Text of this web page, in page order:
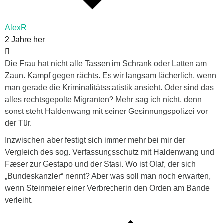
AlexR
2 Jahre her
Die Frau hat nicht alle Tassen im Schrank oder Latten am
Zaun. Kampf gegen rächts. Es wir langsam lächerlich, wenn
man gerade die Kriminalitätsstatistik ansieht. Oder sind das
alles rechtsgepolte Migranten? Mehr sag ich nicht, denn
sonst steht Haldenwang mit seiner Gesinnungspolizei vor
der Tür.
Inzwischen aber festigt sich immer mehr bei mir der
Vergleich des sog. Verfassungsschutz mit Haldenwang und
Fæser zur Gestapo und der Stasi. Wo ist Olaf, der sich
„Bundeskanzler“ nennt? Aber was soll man noch erwarten,
wenn Steinmeier einer Verbrecherin den Orden am Bande
verleiht.